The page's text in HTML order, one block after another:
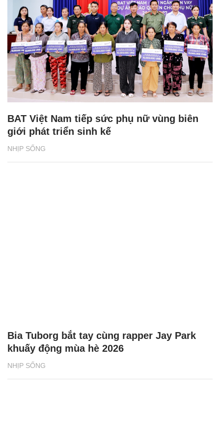
NHỊP SỐNG
BAT Việt Nam tiếp sức phụ nữ vùng biên
giới phát triển sinh kế
NHỊP SỐNG
Bia Tuborg bắt tay cùng rapper Jay Park
khuấy động mùa hè 2026